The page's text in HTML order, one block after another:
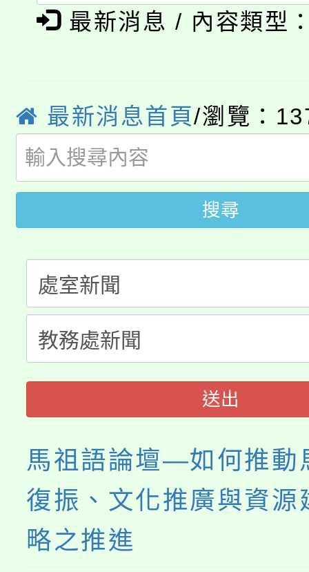
程
「本色祭」8/29、30在
局官網。
8月14至27日，桃園電
開!
115年桃園市運動會8/
田徑場及游泳池舉行。
桃園市低收入戶享有免
視費優惠，中低收入戶
半價優惠，詳情可洽有
者。
大園自造教育及科技中
份教師增能研習
大溪自造教育及科技中
份教師研習
淨零綠生活教案入校路
會
115年食農教育專業人
程
最新消息 / 內容類型
最新消息首頁/瀏覽：
搜尋
送出
馬祖語論壇—如何推動
復振、文化推廣與資源
略之推進